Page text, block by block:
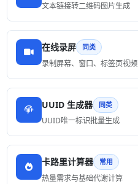
文本链接转二维码图片生成
在线录屏 同类
录制屏幕、窗口、标签页视频
UUID 生成器 同类
UUID唯一标识批量生成
卡路里计算器 常用
热量需求与基础代谢计算